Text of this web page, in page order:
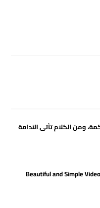
ومن الكلام تأتى الندامة
Beautiful and Simple